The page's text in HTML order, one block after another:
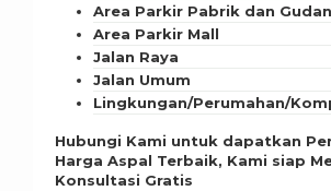
Area Parkir Pabrik dan
Area Parkir Mall
Jalan Raya
Jalan Umum
Lingkungan/Perumahan/
Hubungi Kami untuk dapatkan
Harga Aspal Terbaik, Kami siap
Konsultasi Gratis